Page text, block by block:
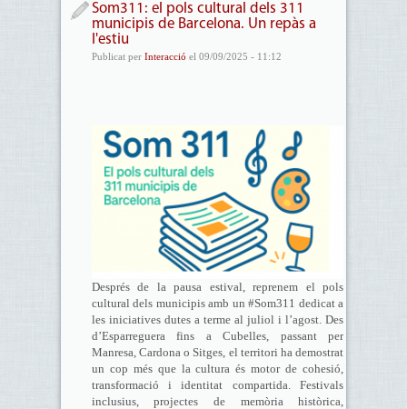
Som311: el pols cultural dels 311
municipis de Barcelona. Un repàs a
l'estiu
Publicat per Interacció el 09/09/2025 - 11:12
Després de la pausa estival, reprenem el pols
cultural dels municipis amb un #Som311 dedicat a
les iniciatives dutes a terme al juliol i l’agost. Des
d’Esparreguera fins a Cubelles, passant per
Manresa, Cardona o Sitges, el territori ha demostrat
un cop més que la cultura és motor de cohesió,
transformació i identitat compartida. Festivals
inclusius, projectes de memòria històrica,